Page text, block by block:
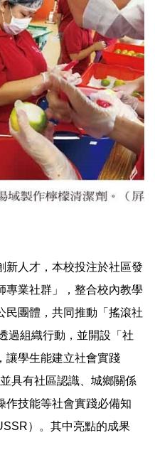
新人才，本校投注於社區發
專業社群」，整合校內教學
民團體，共同推動「搖滾社
過組織行動，並開設「社
讓學生能建立社會實踐
具有社區認識、城鄉關係
作技能等社會實踐必備知
）。其中亮點的成果